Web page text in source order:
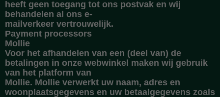
heeft geen toegang tot ons postvak en wij
behandelen al ons e-
mailverkeer vertrouwelijk.
Payment processors
Mollie
Voor het afhandelen van een (deel van) de
betalingen in onze webwinkel maken wij gebruik
van het platform van
Mollie. Mollie verwerkt uw naam, adres en
woonplaatsgegevens en uw betaalgegevens zoals